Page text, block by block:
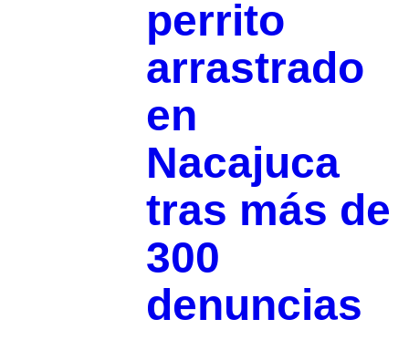
perrito
arrastrado
en
Nacajuca
tras más de
300
denuncias